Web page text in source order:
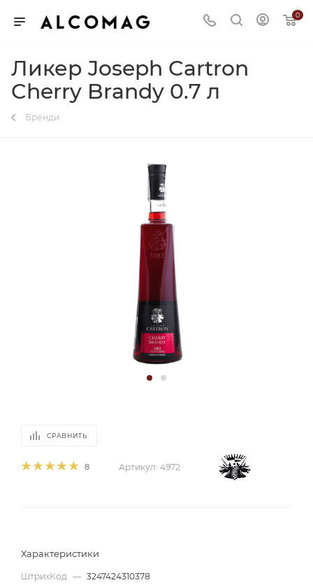
0
Ликер Joseph Cartron
Cherry Brandy 0.7 л
Бренди
СРАВНИТЬ
8 Артикул: 4972
Характеристики
ШтрихКод — 3247424310378